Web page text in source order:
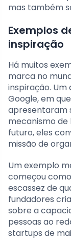
mas também
Exemplos
inspiração
Há muitos
marca no
inspiração. Um
Google, em
apresentaram
mecanismo de
futuro, eles
missão de
Um exemplo
começou
escassez de
fundadores
sobre a
pessoas ao
startups de